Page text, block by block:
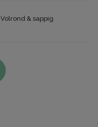
Volrond & sappig